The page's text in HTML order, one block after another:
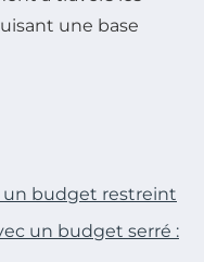
une base
un budget restreint
un budget serré :